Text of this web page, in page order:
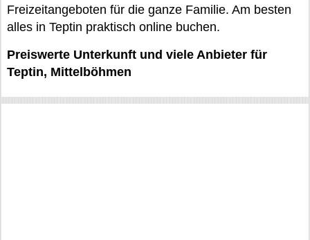
Freizeitangeboten für die ganze Familie. Am besten
alles in Teptin praktisch online buchen.
Preiswerte Unterkunft und viele Anbieter für
Teptin, Mittelböhmen